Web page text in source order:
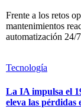
Frente a los retos
mantenimientos
automatización 24/
Tecnología
La IA impulsa el
eleva las pérdidas